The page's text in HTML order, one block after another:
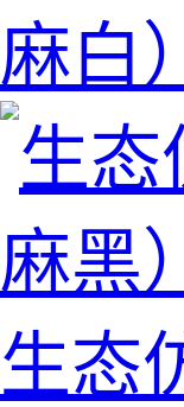
麻白）
生态